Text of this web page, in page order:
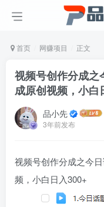
首页 网赚项目 正文
视频号创作分成
成原创视频，小白
品小先
3年前发布
视频号创作分成之今
频，小白日入300+